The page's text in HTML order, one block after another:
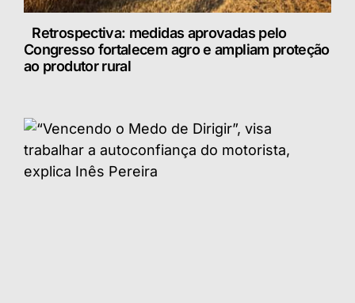
Retrospectiva: medidas aprovadas pelo
Congresso fortalecem agro e ampliam proteção
ao produtor rural